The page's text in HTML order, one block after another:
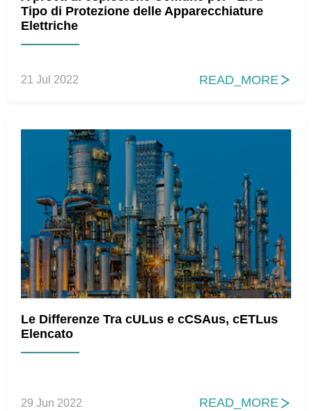
Tipo di Protezione delle Apparecchiature
Elettriche
21 Jul 2022 READ_MORE 
Le Differenze Tra cULus e cCSAus, cETLus
Elencato
29 Jun 2022 READ_MORE 